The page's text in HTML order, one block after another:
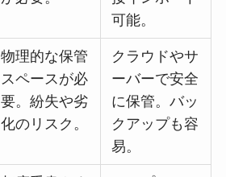
可能。
物理的な保管
スペースが必
要。紛失や劣
化のリスク。
クラウドやサ
ーバーで安全
に保管。バッ
クアップも容
易。